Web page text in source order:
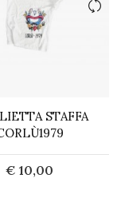
STAFFA
€ 10,00